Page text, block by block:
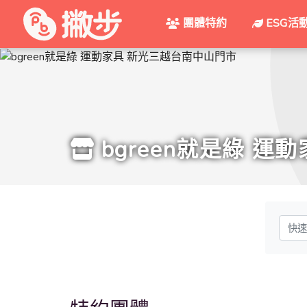
團體特約 ESG活
bgreen就是綠 運動